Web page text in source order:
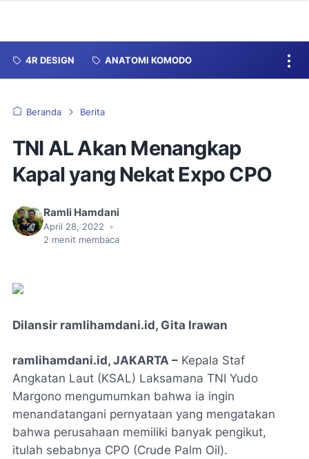
4R DESIGN ANATOMI KOMODO
Beranda Berita
TNI AL Akan Menangkap
Kapal yang Nekat Expo CPO
Ramli Hamdani
April 28, 2022
•
2 menit membaca
Dilansir ramlihamdani.id, Gita Irawan
ramlihamdani.id, JAKARTA – Kepala Staf
Angkatan Laut (KSAL) Laksamana TNI Yudo
Margono mengumumkan bahwa ia ingin
menandatangani pernyataan yang mengatakan
bahwa perusahaan memiliki banyak pengikut,
itulah sebabnya CPO (Crude Palm Oil).